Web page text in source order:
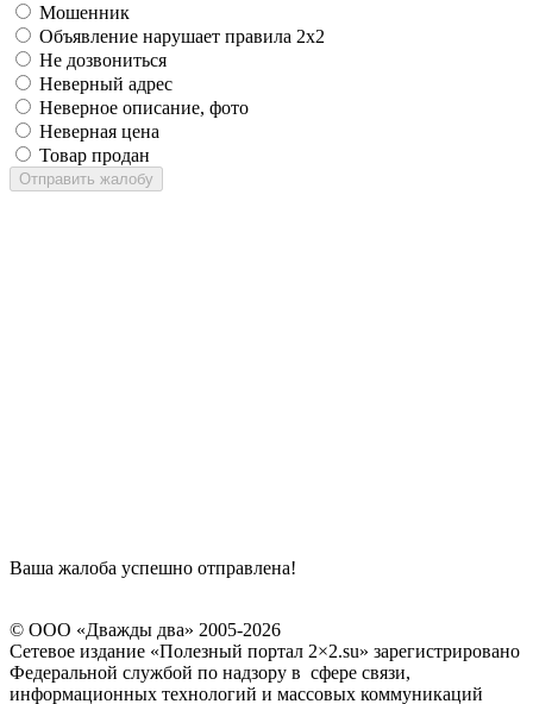
Мошенник
Объявление нарушает правила 2x2
Не дозвониться
Неверный адрес
Неверное описание, фото
Неверная цена
Товар продан
Отправить жалобу
Ваша жалоба успешно отправлена!
© ООО «Дважды два» 2005-2026
Сетевое издание «Полезный портал 2×2.su» зарегистрировано
Федеральной службой по надзору в сфере связи,
информационных технологий и массовых коммуникаций